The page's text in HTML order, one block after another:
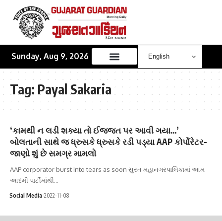
Sunday, Aug 9, 2026
Tag: Payal Sakaria
‘કામથી ન લડી શક્યા તો ઈજ્જત પર આવી ગયા…’
બોલતાની સાથે જ ધ્રુસકે ધ્રુસકે રડી પડ્યા AAP કોર્પોરેટર-
જાણો શું છે સમગ્ર મામલો
AAP corporator burst into tears as soon સુરત મહાનગરપાલિકામાં આમ
આદમી પાર્ટીમાંથી…
Social Media 2022-11-08